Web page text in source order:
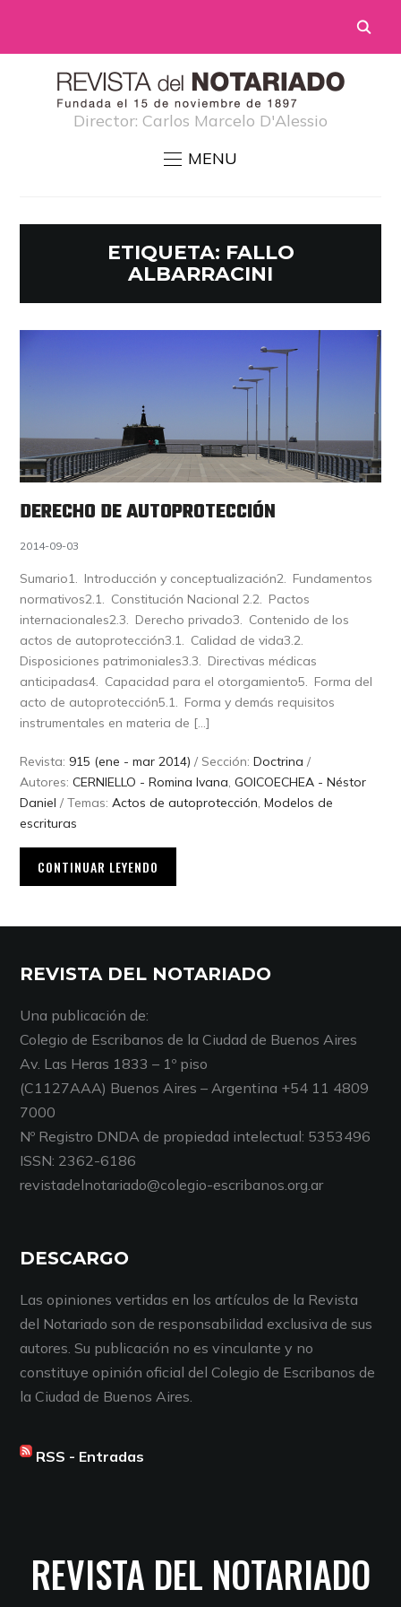
Director: Carlos Marcelo D'Alessio
MENU
ETIQUETA: FALLO
ALBARRACINI
DERECHO DE AUTOPROTECCIÓN
2014-09-03
Sumario1. Introducción y conceptualización2. Fundamentos
normativos2.1. Constitución Nacional 2.2. Pactos
internacionales2.3. Derecho privado3. Contenido de los
actos de autoprotección3.1. Calidad de vida3.2.
Disposiciones patrimoniales3.3. Directivas médicas
anticipadas4. Capacidad para el otorgamiento5. Forma del
acto de autoprotección5.1. Forma y demás requisitos
instrumentales en materia de […]
Revista: 915 (ene - mar 2014) / Sección:Doctrina /
Autores:CERNIELLO - Romina Ivana,GOICOECHEA - Néstor
Daniel / Temas:Actos de autoprotección,Modelos de
escrituras
CONTINUAR LEYENDO
REVISTA DEL NOTARIADO
Una publicación de:
Colegio de Escribanos de la Ciudad de Buenos Aires
Av. Las Heras 1833 – 1º piso
(C1127AAA) Buenos Aires – Argentina +54 11 4809
7000
Nº Registro DNDA de propiedad intelectual: 5353496
ISSN: 2362-6186
revistadelnotariado@colegio-escribanos.org.ar
DESCARGO
Las opiniones vertidas en los artículos de la Revista
del Notariado son de responsabilidad exclusiva de sus
autores. Su publicación no es vinculante y no
constituye opinión oficial del Colegio de Escribanos de
la Ciudad de Buenos Aires.
RSS - Entradas
REVISTA DEL NOTARIADO